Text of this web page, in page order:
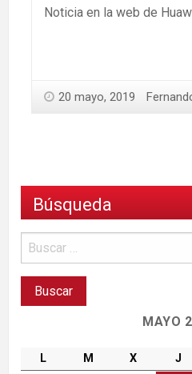
Noticia en la web de
20 mayo, 2019
Búsqueda
MAYO
L M X J